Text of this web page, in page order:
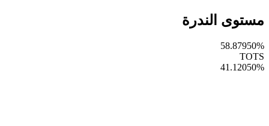
مستوى الندرة
58.87950%
TOTS
41.12050%